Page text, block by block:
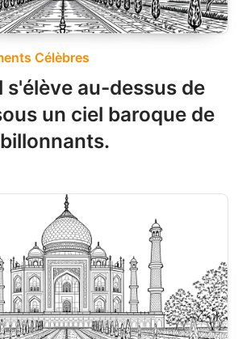
Célèbres
s'élève au-dessus de
un ciel baroque de